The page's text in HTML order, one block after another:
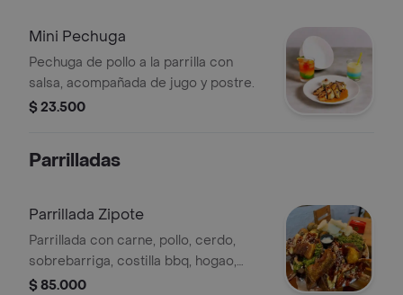
Mini Pechuga
Pechuga de pollo a la parrilla con
salsa, acompañada de jugo y postre.
$ 23.500
Parrilladas
Parrillada Zipote
Parrillada con carne, pollo, cerdo,
sobrebarriga, costilla bbq, hogao,
papas a la francesa, ensalada de
$ 85.000